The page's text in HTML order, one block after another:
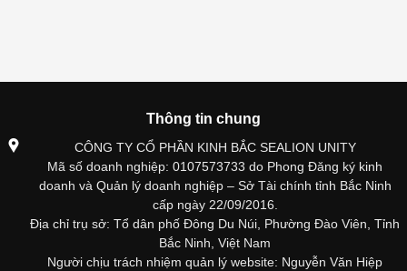
Thông tin chung
CÔNG TY CỔ PHẦN KINH BẮC SEALION UNITY
Mã số doanh nghiệp: 0107573733 do Phong Đăng ký kinh
doanh và Quản lý doanh nghiệp – Sở Tài chính tỉnh Bắc Ninh
cấp ngày 22/09/2016.
Địa chỉ trụ sở: Tổ dân phố Đông Du Núi, Phường Đào Viên, Tỉnh
Bắc Ninh, Việt Nam
Người chịu trách nhiệm quản lý website: Nguyễn Văn Hiệp